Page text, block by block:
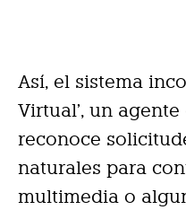
Así, el sistema
Virtual’, un
reconoce
naturales para
multimedia o